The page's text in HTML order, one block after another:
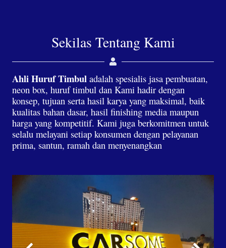
Sekilas Tentang Kami
Ahli Huruf Timbul adalah spesialis jasa pembuatan,
neon box, huruf timbul dan Kami hadir dengan
konsep, tujuan serta hasil karya yang maksimal, baik
kualitas bahan dasar, hasil finishing media maupun
harga yang kompetitif. Kami juga berkomitmen untuk
selalu melayani setiap konsumen dengan pelayanan
prima, santun, ramah dan menyenangkan